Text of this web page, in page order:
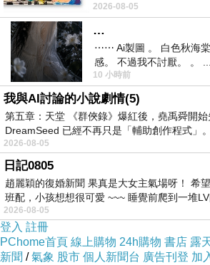
商品訊息描述:
商品訊息簡述:
字、彩色剪紙與明亮顏料
2026-08-05
…
⋯⋯ Ai製圖 。 白色秋海
感。 不過我不討厭。 。
昨中
10 小時前
我與AI討論的小說劇情(5)
第五章：天堂 《群俠錄》爆紅後，堯禹舜開
DreamSeed 已經不再只是「輔助創作程式」
2026-08-05
日記0805
趙麗穎的復婚新聞 果真是大女主氣場呀！ 希
班配，小孩想想很可愛 ~~~ 睡覺前爬到一堆
2026-08-05
登入 註冊
PChome首頁 線上購物 24h購物 書店 露
新聞 /氣象 股市 個人新聞台 廣告刊登 加